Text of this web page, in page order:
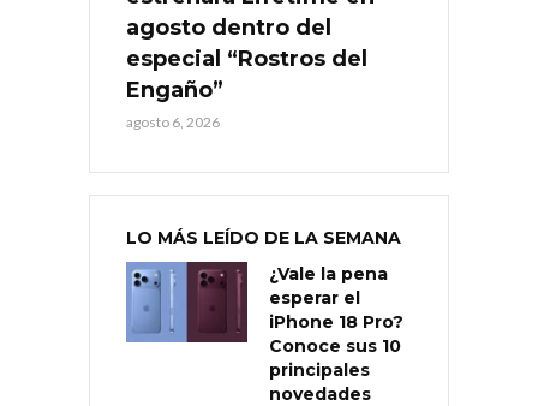
agosto dentro del
especial “Rostros del
Engaño”
agosto 6, 2026
LO MÁS LEÍDO DE LA SEMANA
¿Vale la pena
esperar el
iPhone 18 Pro?
Conoce sus 10
principales
novedades